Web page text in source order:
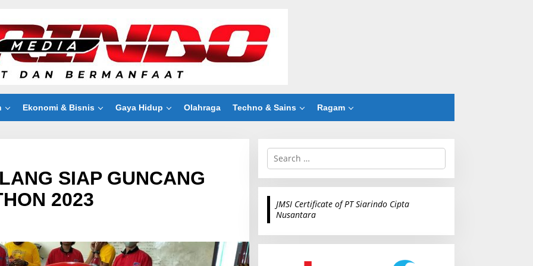
Ekonomi & Bisnis Gaya Hidup Olahraga Techno & Sains Ragam
SIAP GUNCANG
2023
S
r
c
r
JMSI Certificate of PT Siarindo Cipta
Nusantara